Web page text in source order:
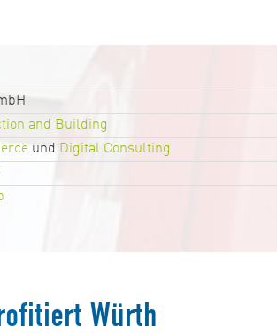
and Building
und Digital Consulting
Würth